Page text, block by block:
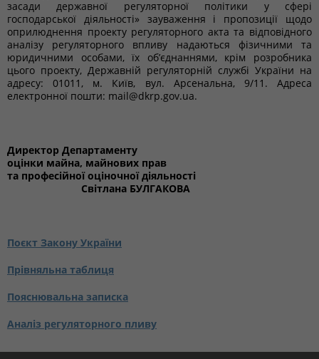
засади державної регуляторної політики у сфері
господарської діяльності» зауваження і пропозиції щодо
оприлюднення проекту регуляторного акта та відповідного
аналізу регуляторного впливу надаються фізичними та
юридичними особами, їх об’єднаннями, крім розробника
цього проекту, Державній регуляторній службі України на
адресу: 01011, м. Київ, вул. Арсенальна, 9/11. Адреса
електронної пошти: mail@dkrp.gov.ua.
Директор Департаменту
оцінки майна, майнових прав
та професійної оціночної діяльності
Світлана БУЛГАКОВА
Поєкт Закону України
Прівняльна таблиця
Пояснювальна записка
Аналіз регуляторного пливу